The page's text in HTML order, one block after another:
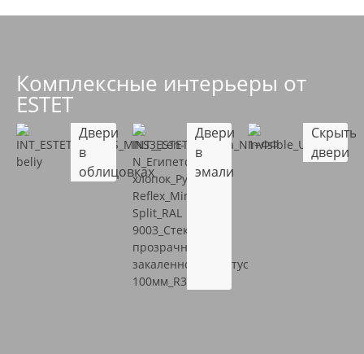
Комплексные интерьеры от
ESTET
Двери
в
облицовках
Двери
в
эмали
двери